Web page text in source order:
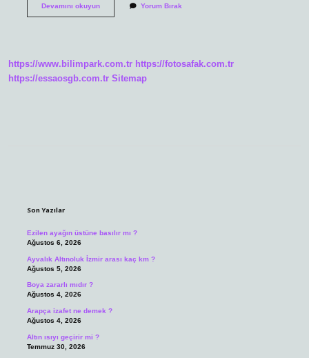
Devamını okuyunBeris
Yorum Bırak
https://www.bilimpark.com.tr https://fotosafak.com.tr
https://essaosgb.com.tr Sitemap
Son Yazılar
Ezilen ayağın üstüne basılır mı ?
Ağustos 6, 2026
Ayvalık Altınoluk İzmir arası kaç km ?
Ağustos 5, 2026
Boya zararlı mıdır ?
Ağustos 4, 2026
Arapça izafet ne demek ?
Ağustos 4, 2026
Altın ısıyı geçirir mi ?
Temmuz 30, 2026